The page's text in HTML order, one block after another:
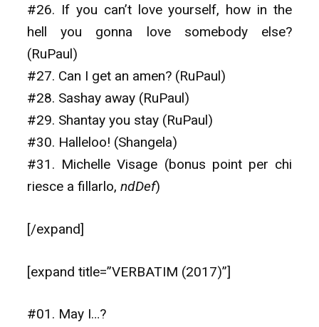
#26. If you can’t love yourself, how in the
hell you gonna love somebody else?
(RuPaul)
#27. Can I get an amen? (RuPaul)
#28. Sashay away (RuPaul)
#29. Shantay you stay (RuPaul)
#30. Halleloo! (Shangela)
#31. Michelle Visage (bonus point per chi
riesce a fillarlo,ndDef)
[/expand]
[expand title=”VERBATIM (2017)”]
#01. May I…?